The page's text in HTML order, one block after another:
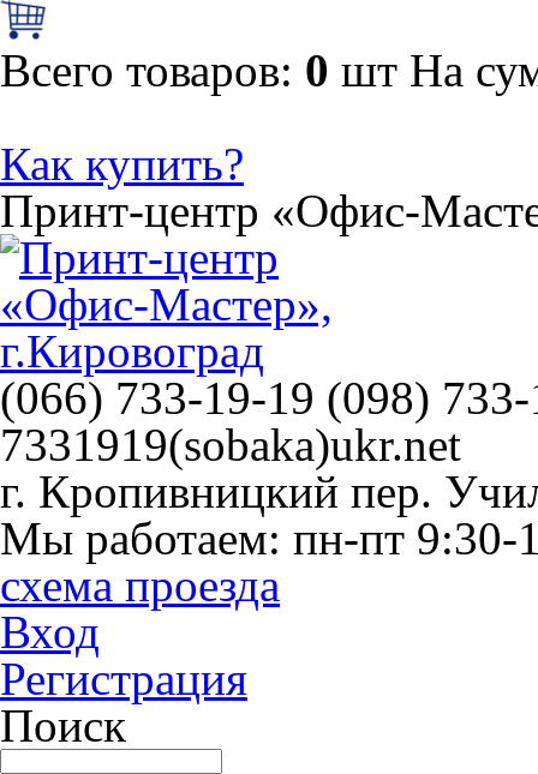
Всего товаров: 0 шт На
Как купить?
Принт-центр «Офис-
(066) 733-19-19 (098)
7331919(sobaka)ukr.net
г. Кропивницкий пер.
Мы работаем: пн-пт 9:30-
схема проезда
Вход
Регистрация
Поиск